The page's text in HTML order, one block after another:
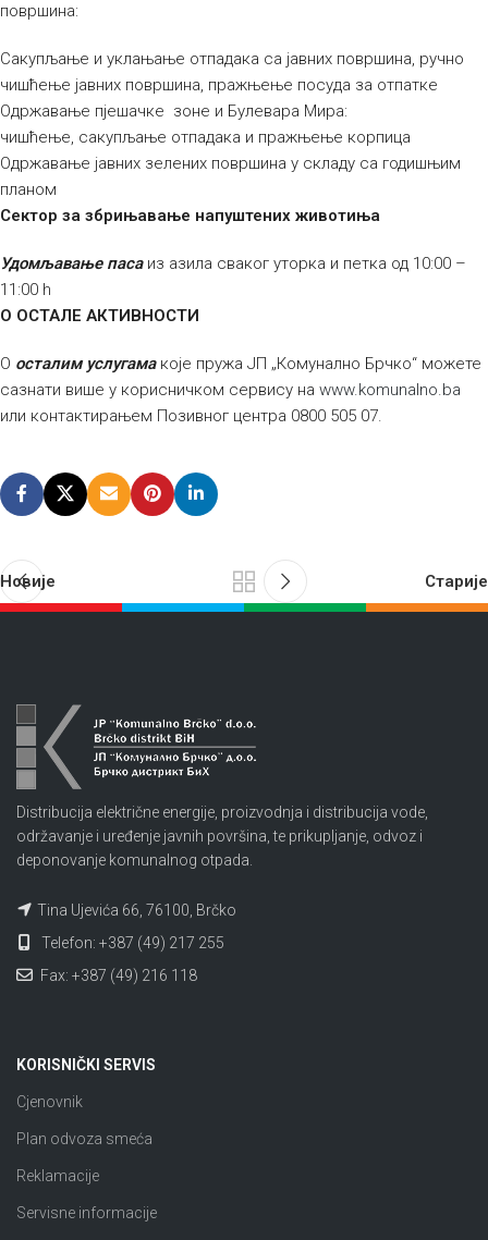
површина:
Сакупљање и уклањање отпадака са јавних површина, ручно
чишћење јавних површина, пражњење посуда за отпатке
Одржавање пјешачке зоне и Булевара Мира:
чишћење, сакупљање отпадака и пражњење корпица
Одржавање јавних зелених површина у складу са годишњим
планом
Сектор за збрињавање напуштених животиња
Удомљавање пасаиз азила сваког уторка и петка од 10:00 –
11:00 h
О ОСТАЛЕ АКТИВНОСТИ
О осталим услугамакоје пружа ЈП „Комунално Брчко“ можете
сазнати више у корисничком сервису на www.komunalno.ba
или контактирањем Позивног центра 0800 505 07.
Новије Старије
Distribucija električne energije, proizvodnja i distribucija vode,
održavanje i uređenje javnih površina, te prikupljanje, odvoz i
deponovanje komunalnog otpada.
Tina Ujevića 66, 76100, Brčko
Telefon: +387 (49) 217 255
Fax: +387 (49) 216 118
KORISNIČKI SERVIS
Cjenovnik
Plan odvoza smeća
Reklamacije
Servisne informacije